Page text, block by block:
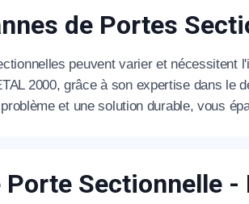
de Portes
peuvent varier et nécessitent
2000, grâce à son expertise dans le
et une solution durable, vous
Porte Sectionnelle
remercions pour